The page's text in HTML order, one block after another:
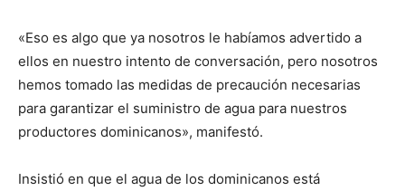
«Eso es algo que ya nosotros le habíamos advertido a
ellos en nuestro intento de conversación, pero nosotros
hemos tomado las medidas de precaución necesarias
para garantizar el suministro de agua para nuestros
productores dominicanos», manifestó.
Insistió en que el agua de los dominicanos está